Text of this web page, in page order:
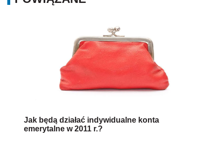
Jak będą działać indywidualne konta
emerytalne w 2011 r.?